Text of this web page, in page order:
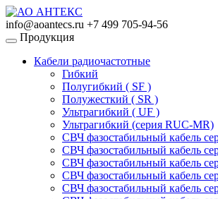
info@aoantecs.ru +7 499 705-94-56
Продукция
Кабели радиочастотные
Гибкий
Полугибкий ( SF )
Полужесткий ( SR )
Ультрагибкий ( UF )
Ультрагибкий (серия RUC-MR)
СВЧ фазостабильный кабель
СВЧ фазостабильный кабель
СВЧ фазостабильный кабель
СВЧ фазостабильный кабель
СВЧ фазостабильный кабель